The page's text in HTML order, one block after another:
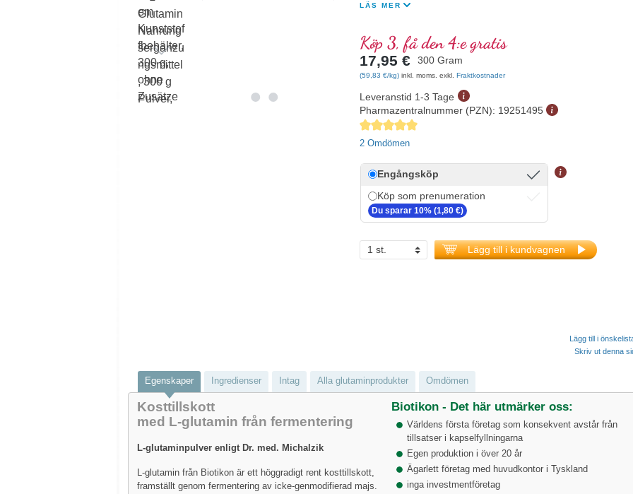
LÄS MER
Köp 3, få den 4:e gratis
17,95 € 300 Gram
(59,83 €/kg) inkl. moms. exkl. Fraktkostnader
Leveranstid 1-3 Tage
Pharmazentralnummer (PZN): 19251495
Genomsnittligt betyg på 5 av 5 stjärnor
2 Omdömen
Engångsköp
Köp som prenumeration
Du sparar 10% (1,80 €)
Lägg till i kundvagnen
Lägg till i
Skriv ut denna
Egenskaper Ingredienser Intag Alla glutaminprodukter Omdömen
Kosttillskott
med L-glutamin från fermentering
L-glutaminpulver enligt Dr. med. Michalzik
L-glutamin från Biotikon är ett höggradigt rent kosttillskott,
framställt genom fermentering av icke-genmodifierad majs.
Biotikon - Det här utmärker oss:
Världens första företag som konsekvent avstår från
tillsatser i kapselfyllningarna
Egen produktion i över 20 år
Ägarlett företag med huvudkontor i Tyskland
inga investmentföretag